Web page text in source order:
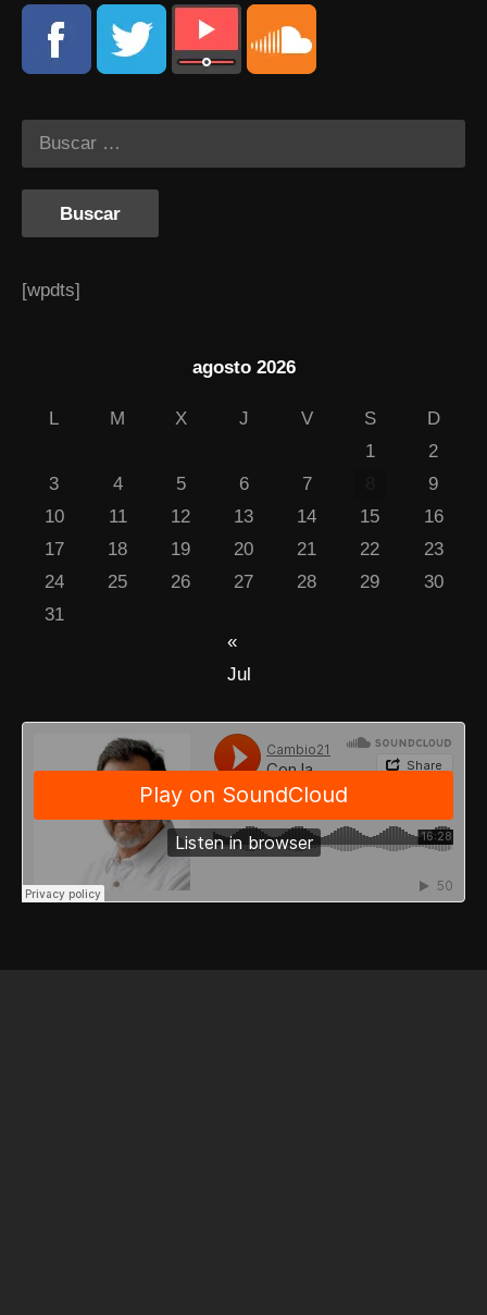
[wpdts]
agosto 2026
L M X J V S
D
1
2
3
4 5 6 7
9
10
11 12 13 14 15
16
17
18 19 20 21 22
23
24
25 26 27 28 29
30
31
«
Jul